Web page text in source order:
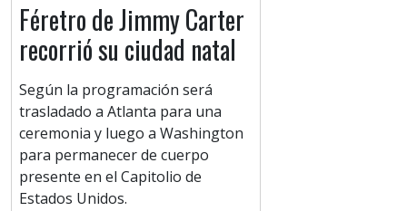
Féretro de Jimmy Carter
recorrió su ciudad natal
Según la programación será
trasladado a Atlanta para una
ceremonia y luego a Washington
para permanecer de cuerpo
presente en el Capitolio de
Estados Unidos.